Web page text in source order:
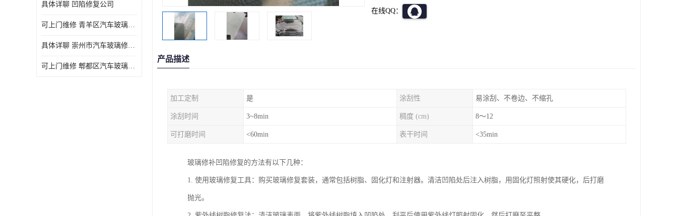
具体详聊 凹陷修复公司
可上门维修 青羊区汽车玻璃修补公司
具体详聊 崇州市汽车玻璃修补厂家
可上门维修 郫都区汽车玻璃修补电话
在线QQ：
产品描述
加工定制 是 涂刮性 易涂刮、不卷边、不缩孔
涂刮时间 3~8min 稠度 (cm) 8～12
可打磨时间 <60min 表干时间 <35min
玻璃修补凹陷修复的方法有以下几种：
1. 使用玻璃修复工具：购买玻璃修复套装，通常包括树脂、固化灯和注射器。清洁凹陷处后注入树脂，用固化灯照射使其硬化，后打磨
抛光。